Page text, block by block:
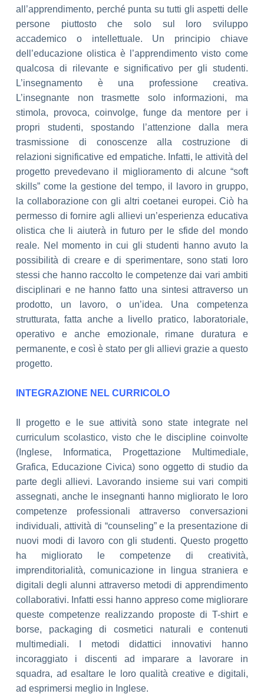
all’apprendimento, perché punta su tutti gli aspetti delle
persone piuttosto che solo sul loro sviluppo
accademico o
intellettuale. Un principio chiave
dell’educazione olistica è l’apprendimento visto come
qualcosa di rilevante e significativo per gli studenti.
L’insegnamento è una
professione creativa.
L’insegnante non trasmette solo informazioni, ma
stimola,
provoca, coinvolge, funge da mentore per i
propri studenti, spostando l’attenzione
dalla mera
trasmissione di conoscenze alla costruzione di
relazioni significative ed empatiche. Infatti, le attività del
progetto prevedevano il miglioramento di alcune “soft
skills” come la gestione del tempo, il lavoro in gruppo,
la collaborazione con gli altri coetanei europei. Ciò ha
permesso di fornire agli allievi un’esperienza educativa
olistica che li aiuterà in futuro per le sfide del mondo
reale. Nel momento in cui gli studenti hanno avuto la
possibilità di creare e di sperimentare, sono stati loro
stessi che hanno raccolto le competenze dai vari ambiti
disciplinari e ne hanno fatto una sintesi attraverso un
prodotto, un lavoro, o un’idea. Una
competenza
strutturata, fatta anche a livello pratico, laboratoriale,
operativo e anche
emozionale, rimane duratura e
permanente, e così è stato per gli allievi grazie a questo
progetto.
INTEGRAZIONE NEL CURRICOLO
Il progetto e le sue attività sono state integrate nel
curriculum scolastico, visto che le discipline coinvolte
(Inglese, Informatica, Progettazione Multimediale,
Grafica, Educazione Civica) sono oggetto di studio da
parte degli allievi. Lavorando insieme sui vari compiti
assegnati, anche le insegnanti hanno migliorato le loro
competenze professionali attraverso conversazioni
individuali, attività di “counseling” e la presentazione di
nuovi modi di lavoro con gli studenti. Questo progetto
ha migliorato le competenze di creatività,
imprenditorialità, comunicazione in lingua straniera e
digitali degli alunni attraverso metodi di apprendimento
collaborativi. Infatti essi hanno appreso come migliorare
queste competenze realizzando proposte di T-shirt e
borse, packaging di cosmetici naturali e
contenuti
multimediali. I metodi didattici innovativi hanno
incoraggiato i discenti ad
imparare a lavorare in
squadra, ad esaltare le loro qualità creative e digitali,
ad esprimersi meglio in Inglese.